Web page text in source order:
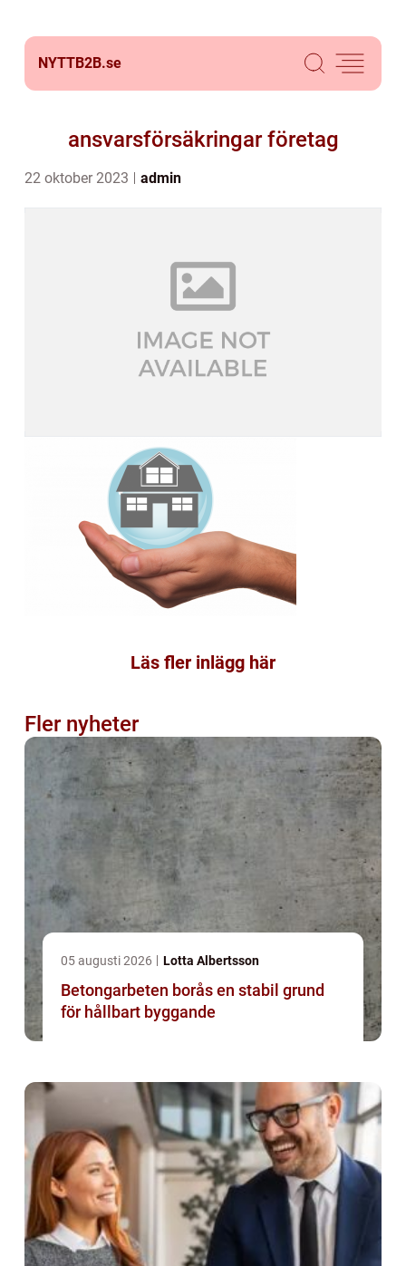
NYTTB2B.se
ansvarsförsäkringar företag
22 oktober 2023 admin
Läs fler inlägg här
Fler nyheter
05 augusti 2026 Lotta Albertsson
Betongarbeten borås en stabil grund
för hållbart byggande